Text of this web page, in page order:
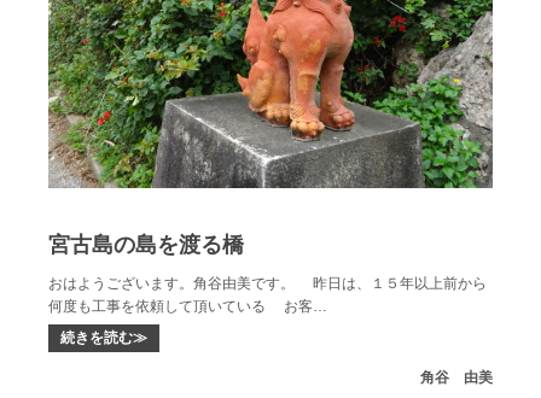
宮古島の島を渡る橋
おはようございます。角谷由美です。 昨日は、１５年以上前から
何度も工事を依頼して頂いている お客…
続きを読む≫
角谷 由美